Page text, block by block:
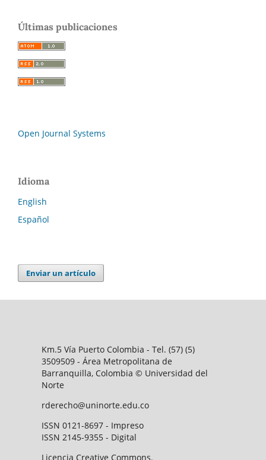
Últimas publicaciones
Open Journal Systems
Idioma
English
Español
Enviar un artículo
Km.5 Vía Puerto Colombia - Tel. (57) (5)
3509509 - Área Metropolitana de
Barranquilla, Colombia © Universidad del
Norte
rderecho@uninorte.edu.co
ISSN 0121-8697 - Impreso
ISSN 2145-9355 - Digital
Licencia Creative Commons.